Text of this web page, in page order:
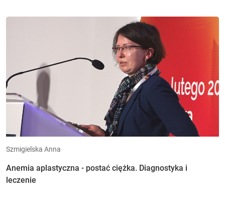
Szmigielska Anna
Anemia aplastyczna - postać ciężka. Diagnostyka i
leczenie